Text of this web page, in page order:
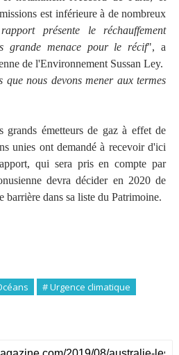
est inférieure à de nombreux
présente le réchauffement
grande menace pour le récif", a
de l'Environnement Sussan Ley.
que nous devons mener aux termes
grands émetteurs de gaz à effet de
unies ont demandé à recevoir d'ici
qui sera pris en compte par
devra décider en 2020 de
barrière dans sa liste du Patrimoine.
# Urgence climatique